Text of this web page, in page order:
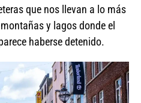
que nos llevan a lo más
y lagos donde el
haberse detenido.